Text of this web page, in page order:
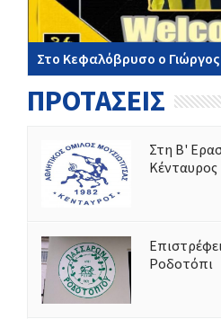
Στο Κεφαλόβρυσο ο
ΠΡΟΤΑΣΕΙΣ
Στη Β'
Ροδοτόπι